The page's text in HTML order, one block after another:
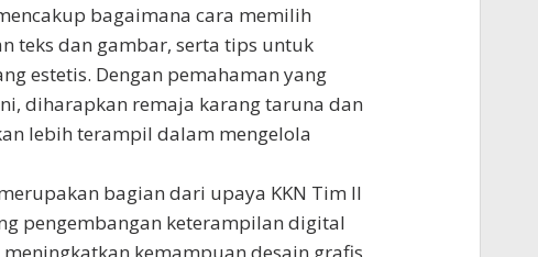
bagaimana cara memilih
teks dan gambar, serta tips untuk
estetis. Dengan pemahaman yang
diharapkan remaja karang taruna dan
lebih terampil dalam mengelola
bagian dari upaya KKN Tim II
pengembangan keterampilan digital
kemampuan desain grafis